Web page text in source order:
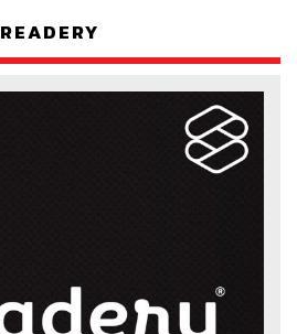
READERY